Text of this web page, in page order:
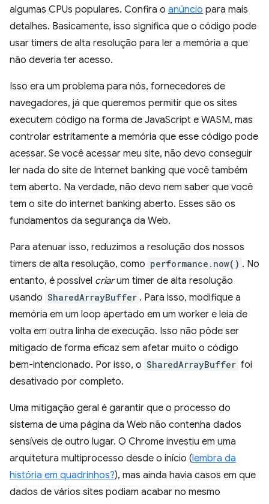
algumas CPUs populares. Confira o anúncio para mais
detalhes. Basicamente, isso significa que o código pode
usar timers de alta resolução para ler a memória a que
não deveria ter acesso.
Isso era um problema para nós, fornecedores de
navegadores, já que queremos permitir que os sites
executem código na forma de JavaScript e WASM, mas
controlar estritamente a memória que esse código pode
acessar. Se você acessar meu site, não devo conseguir
ler nada do site de Internet banking que você também
tem aberto. Na verdade, não devo nem saber que você
tem o site do internet banking aberto. Esses são os
fundamentos da segurança da Web.
Para atenuar isso, reduzimos a resolução dos nossos
timers de alta resolução, como performance.now() . No
entanto, é possível criarum timer de alta resolução
usando SharedArrayBuffer . Para isso, modifique a
memória em um loop apertado em um worker e leia de
volta em outra linha de execução. Isso não pôde ser
mitigado de forma eficaz sem afetar muito o código
bem-intencionado. Por isso, o SharedArrayBuffer foi
desativado por completo.
Uma mitigação geral é garantir que o processo do
sistema de uma página da Web não contenha dados
sensíveis de outro lugar. O Chrome investiu em uma
arquitetura multiprocesso desde o início (lembra da
história em quadrinhos?), mas ainda havia casos em que
dados de vários sites podiam acabar no mesmo